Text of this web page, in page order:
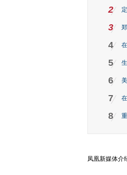
2
3
4
5
6
7
8
凤凰新媒体介